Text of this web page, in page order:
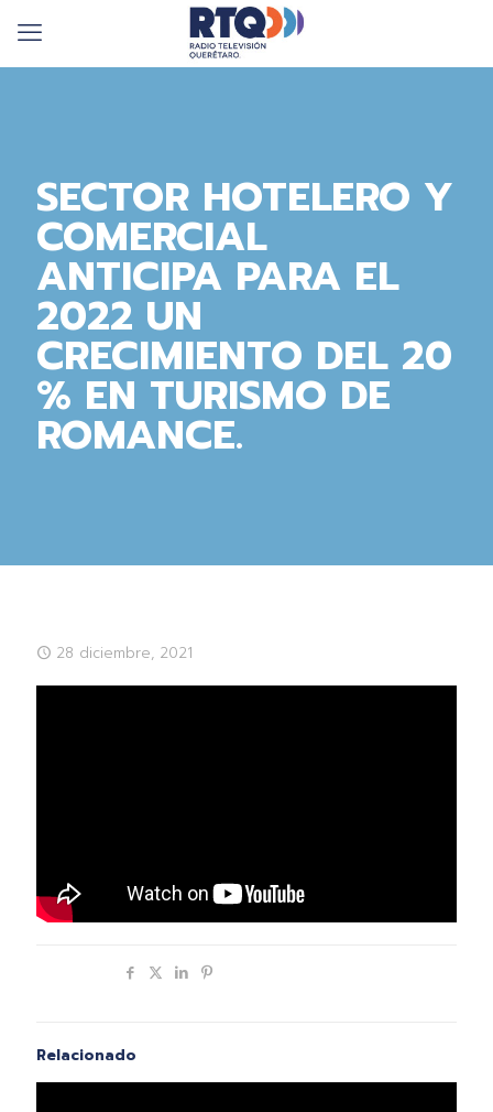
SECTOR HOTELERO Y
COMERCIAL
ANTICIPA PARA EL
2022 UN
CRECIMIENTO DEL 20
% EN TURISMO DE
ROMANCE.
28 diciembre, 2021
Relacionado